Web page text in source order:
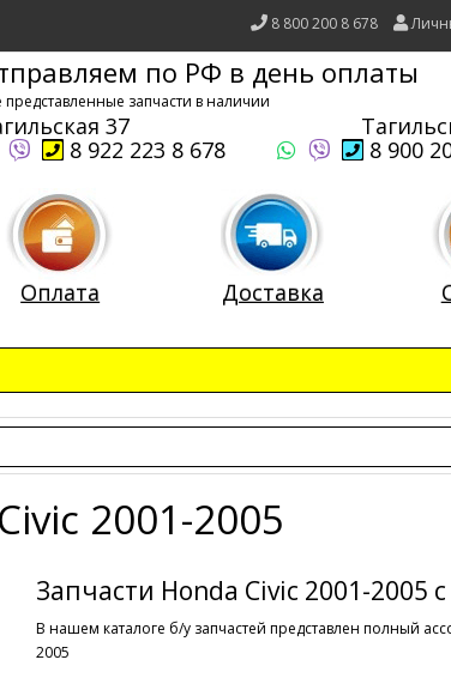
8 800 200 8 678
по РФ в день оплаты
представленные запчасти в наличии
37
8 922 223 8 678
8 900
Оплата Доставка
2001-2005
Запчасти Honda Civic 2001-2005
В нашем каталоге б/у запчастей представлен полный
2005